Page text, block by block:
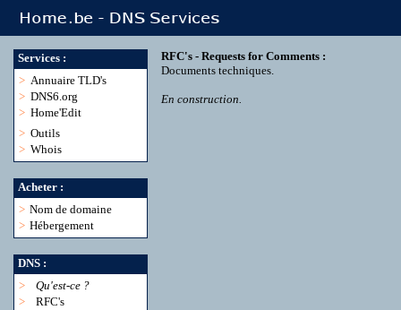
Services :
> Annuaire TLD's
> DNS6.org
> Home'Edit
> Outils
> Whois
Acheter :
> Nom de domaine
> Hébergement
DNS :
>
Qu'est-ce ?
>
RFC's
RFC's - Requests for Comments :
Documents techniques.
En construction.